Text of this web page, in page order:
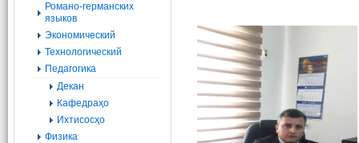
Романо-германских
языков
Экономический
Технологический
Педагогика
Декан
Кафедраҳо
Ихтисосҳо
Физика